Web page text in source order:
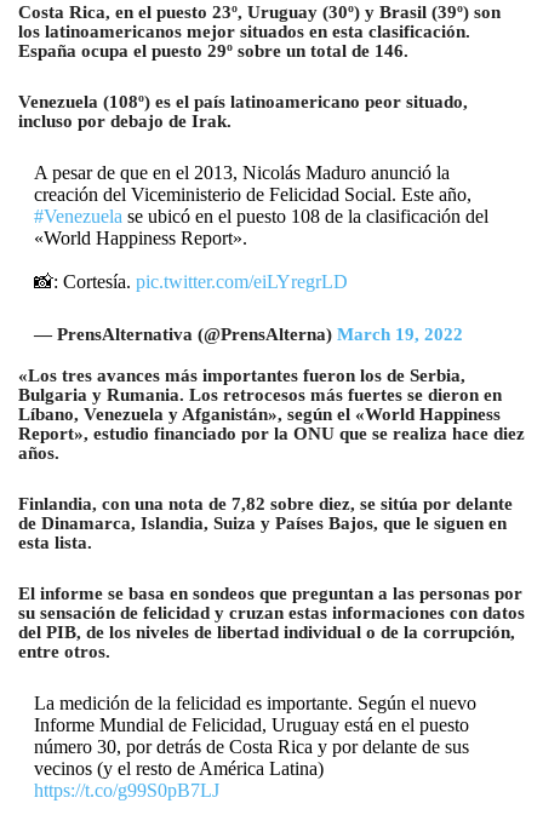
Costa Rica, en el puesto 23º, Uruguay (30º) y Brasil (39º) son
los latinoamericanos mejor situados en esta clasificación.
España ocupa el puesto 29º sobre un total de 146.
Venezuela (108º) es el país latinoamericano peor situado,
incluso por debajo de Irak.
A pesar de que en el 2013, Nicolás Maduro anunció la
creación del Viceministerio de Felicidad Social. Este año,
#Venezuela se ubicó en el puesto 108 de la clasificación del
«World Happiness Report».
📸: Cortesía. pic.twitter.com/eiLYregrLD
— PrensAlternativa (@PrensAlterna) March 19, 2022
«Los tres avances más importantes fueron los de Serbia,
Bulgaria y Rumania. Los retrocesos más fuertes se dieron en
Líbano, Venezuela y Afganistán», según el «World Happiness
Report», estudio financiado por la ONU que se realiza hace diez
años.
Finlandia, con una nota de 7,82 sobre diez, se sitúa por delante
de Dinamarca, Islandia, Suiza y Países Bajos, que le siguen en
esta lista.
El informe se basa en sondeos que preguntan a las personas por
su sensación de felicidad y cruzan estas informaciones con datos
del PIB, de los niveles de libertad individual o de la corrupción,
entre otros.
La medición de la felicidad es importante. Según el nuevo
Informe Mundial de Felicidad, Uruguay está en el puesto
número 30, por detrás de Costa Rica y por delante de sus
vecinos (y el resto de América Latina)
https://t.co/g99S0pB7LJ